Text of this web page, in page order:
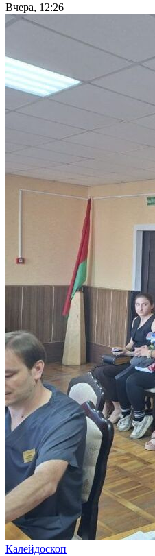
Вчера, 12:26
Калейдоскоп